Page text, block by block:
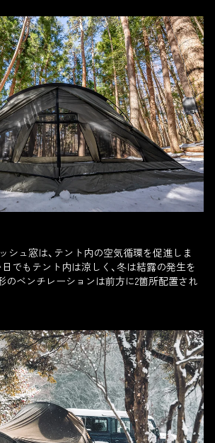
シュ窓は、テント内の空気循環を促進しま
でもテント内は涼しく、冬は結露の発生を
のベンチレーションは前方に2箇所配置され